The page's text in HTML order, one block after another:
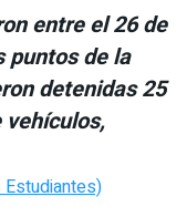
Estudiantes)
entre el 26 de
puntos de la
detenidas 25